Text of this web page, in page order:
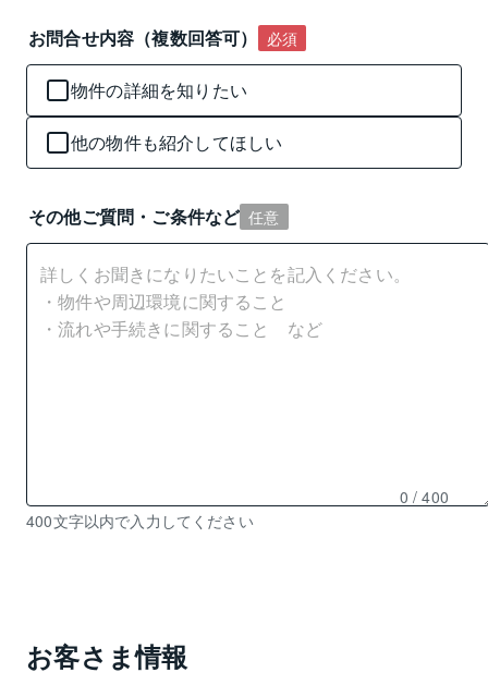
お問合せ内容（複数回答可） 必須
物件の詳細を知りたい
他の物件も紹介してほしい
その他ご質問・ご条件など 任意
残
入
力
0 / 400
400文字以内で入力してください
お客さま情報